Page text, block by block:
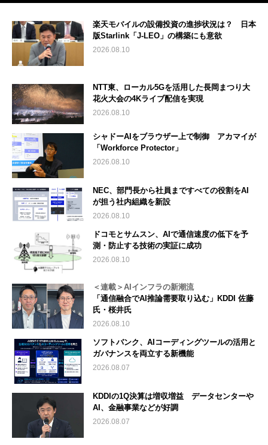
楽天モバイルの設備投資の進捗状況は？ 日本
版Starlink「J-LEO」の構築にも意欲
2026.08.10
NTT東、ローカル5Gを活用した長岡まつり大
花火大会の4Kライブ配信を実現
2026.08.10
シャドーAIをブラウザー上で制御 アカマイが
「Workforce Protector」
2026.08.10
NEC、部門長から社員まですべての役割をAI
が担う社内組織を新設
2026.08.10
ドコモとサムスン、AIで通信速度の低下を予
測・防止する技術の実証に成功
2026.08.10
＜連載＞AIインフラの新潮流
「通信融合でAI推論需要取り込む」KDDI 佐藤
氏・桜井氏
2026.08.10
ソフトバンク、AIコーディングツールの活用と
ガバナンスを両立する新機能
2026.08.07
KDDIの1Q決算は増収増益 データセンターや
AI、金融事業などが好調
2026.08.07